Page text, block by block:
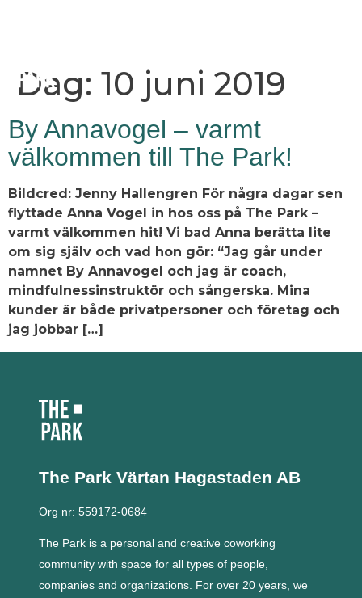
Dag: 10 juni 2019
By Annavogel – varmt
välkommen till The Park!
Bildcred: Jenny Hallengren För några dagar sen
flyttade Anna Vogel in hos oss på The Park –
varmt välkommen hit! Vi bad Anna berätta lite
om sig själv och vad hon gör: “Jag går under
namnet By Annavogel och jag är coach,
mindfulnessinstruktör och sångerska. Mina
kunder är både privatpersoner och företag och
jag jobbar […]
The Park Värtan Hagastaden AB
Org nr: 559172-0684
The Park is a personal and creative coworking
community with space for all types of people,
companies and organizations. For over 20 years, we